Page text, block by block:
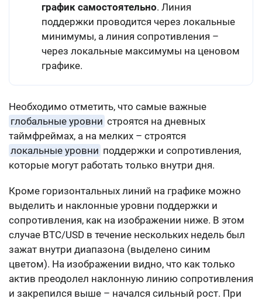
график самостоятельно. Линия
поддержки проводится через локальные
минимумы, а линия сопротивления –
через локальные максимумы на ценовом
графике.
Необходимо отметить, что самые важные
глобальные уровни строятся на дневных
таймфреймах, а на мелких – строятся
локальные уровни поддержки и сопротивления,
которые могут работать только внутри дня.
Кроме горизонтальных линий на графике можно
выделить и наклонные уровни поддержки и
сопротивления, как на изображении ниже. В этом
случае BTC/USD в течение нескольких недель был
зажат внутри диапазона (выделено синим
цветом). На изображении видно, что как только
актив преодолел наклонную линию сопротивления
и закрепился выше – начался сильный рост. При